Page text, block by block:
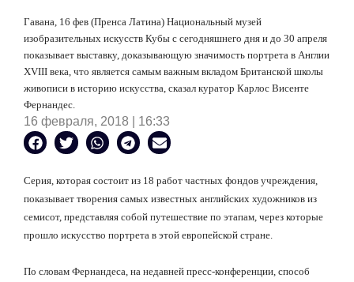
Гавана, 16 фев (Пренса Латина) Национальный музей
изобразительных искусств Кубы с сегодняшнего дня и до 30 апреля
показывает выставку, доказывающую значимость портрета в Англии
XVIII века, что является самым важным вкладом Британской школы
живописи в историю искусства, сказал куратор Карлос Висенте
Фернандес.
16 февраля, 2018 | 16:33
Серия, которая состоит из 18 работ частных фондов учреждения,
показывает творения самых известных английских художников из
семисот, представляя собой путешествие по этапам, через которые
прошло искусство портрета в этой европейской стране.
По словам Фернандеса, на недавней пресс-конференции, способ